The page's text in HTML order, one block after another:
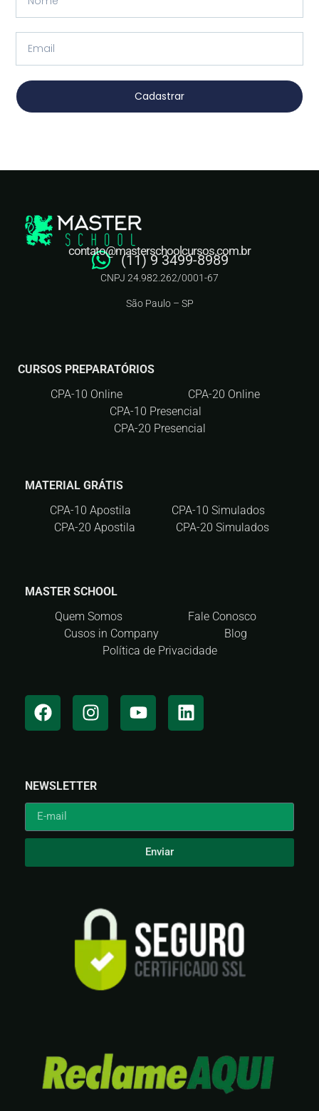
Cadastrar
(11) 9 3499-8989
contato@masterschoolcursos.com.br
CNPJ 24.982.262/0001-67
São Paulo – SP
CURSOS PREPARATÓRIOS
CPA-10 Online
CPA-20 Online
CPA-10 Presencial
CPA-20 Presencial
MATERIAL GRÁTIS
CPA-10 Apostila
CPA-10 Simulados
CPA-20 Apostila
CPA-20 Simulados
MASTER SCHOOL
Quem Somos
Fale Conosco
Cusos in Company
Blog
Política de Privacidade
NEWSLETTER
Enviar